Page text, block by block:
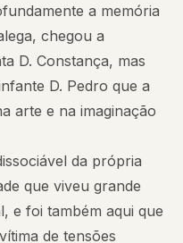
a memória
chegou a
D. Constança, mas
D. Pedro que a
arte e na imaginação
da própria
que viveu grande
e foi também aqui que
de tensões